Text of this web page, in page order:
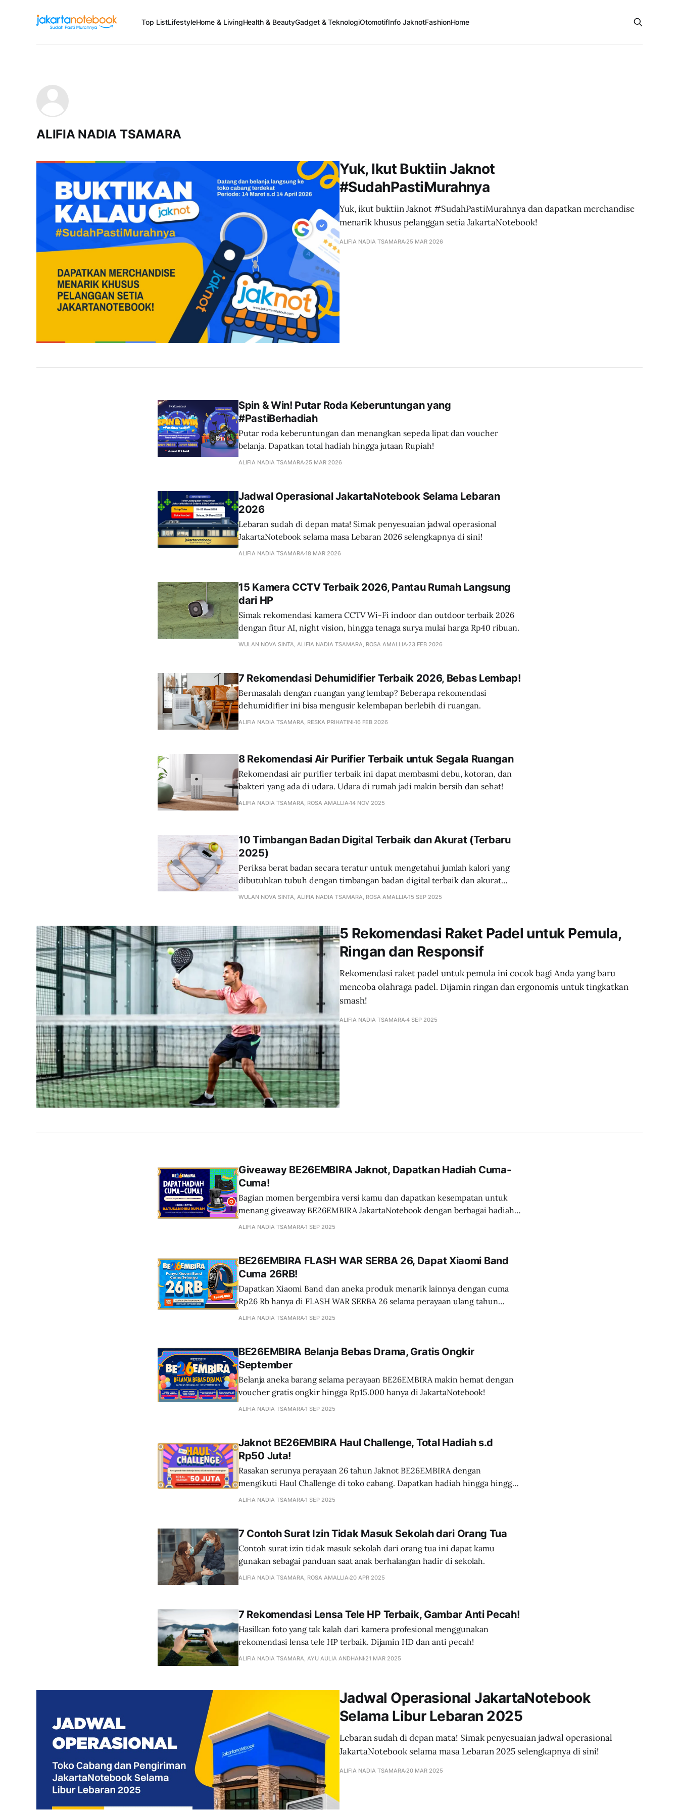
Top ListLifestyleHome & LivingHealth & BeautyGadget & TeknologiOtomotifInfo JaknotFashionHome
ALIFIA NADIA TSAMARA
Yuk, Ikut Buktiin Jaknot
#SudahPastiMurahnya
Yuk, ikut buktiin Jaknot #SudahPastiMurahnya dan dapatkan merchandise
menarik khusus pelanggan setia JakartaNotebook!
ALIFIA NADIA TSAMARA 25 MAR 2026
Spin & Win! Putar Roda Keberuntungan yang
#PastiBerhadiah
Putar roda keberuntungan dan menangkan sepeda lipat dan voucher
belanja. Dapatkan total hadiah hingga jutaan Rupiah!
ALIFIA NADIA TSAMARA 25 MAR 2026
Jadwal Operasional JakartaNotebook Selama Lebaran
2026
Lebaran sudah di depan mata! Simak penyesuaian jadwal operasional
JakartaNotebook selama masa Lebaran 2026 selengkapnya di sini!
ALIFIA NADIA TSAMARA18 MAR 2026
15 Kamera CCTV Terbaik 2026, Pantau Rumah Langsung
dari HP
Simak rekomendasi kamera CCTV Wi-Fi indoor dan outdoor terbaik 2026
dengan fitur AI, night vision, hingga tenaga surya mulai harga Rp40 ribuan.
WULAN NOVA SINTA, ALIFIA NADIA TSAMARA, ROSA AMALLIA 23 FEB 2026
7 Rekomendasi Dehumidifier Terbaik 2026, Bebas Lembap!
Bermasalah dengan ruangan yang lembap? Beberapa rekomendasi
dehumidifier ini bisa mengusir kelembapan berlebih di ruangan.
ALIFIA NADIA TSAMARA, RESKA PRIHATINI 16 FEB 2026
8 Rekomendasi Air Purifier Terbaik untuk Segala Ruangan
Rekomendasi air purifier terbaik ini dapat membasmi debu, kotoran, dan
bakteri yang ada di udara. Udara di rumah jadi makin bersih dan sehat!
ALIFIA NADIA TSAMARA, ROSA AMALLIA14 NOV 2025
10 Timbangan Badan Digital Terbaik dan Akurat (Terbaru
2025)
Periksa berat badan secara teratur untuk mengetahui jumlah kalori yang
dibutuhkan tubuh dengan timbangan badan digital terbaik dan akurat
berikut.
WULAN NOVA SINTA, ALIFIA NADIA TSAMARA, ROSA AMALLIA15 SEP 2025
5 Rekomendasi Raket Padel untuk Pemula,
Ringan dan Responsif
Rekomendasi raket padel untuk pemula ini cocok bagi Anda yang baru
mencoba olahraga padel. Dijamin ringan dan ergonomis untuk tingkatkan
smash!
ALIFIA NADIA TSAMARA4 SEP 2025
Giveaway BE26EMBIRA Jaknot, Dapatkan Hadiah Cuma-
Cuma!
Bagian momen bergembira versi kamu dan dapatkan kesempatan untuk
menang giveaway BE26EMBIRA JakartaNotebook dengan berbagai hadiah
menarik.
ALIFIA NADIA TSAMARA1 SEP 2025
BE26EMBIRA FLASH WAR SERBA 26, Dapat Xiaomi Band
Cuma 26RB!
Dapatkan Xiaomi Band dan aneka produk menarik lainnya dengan cuma
Rp26 Rb hanya di FLASH WAR SERBA 26 selama perayaan ulang tahun
Jaknot BE26EMBIRA!
ALIFIA NADIA TSAMARA1 SEP 2025
BE26EMBIRA Belanja Bebas Drama, Gratis Ongkir
September
Belanja aneka barang selama perayaan BE26EMBIRA makin hemat dengan
voucher gratis ongkir hingga Rp15.000 hanya di JakartaNotebook!
ALIFIA NADIA TSAMARA1 SEP 2025
Jaknot BE26EMBIRA Haul Challenge, Total Hadiah s.d
Rp50 Juta!
Rasakan serunya perayaan 26 tahun Jaknot BE26EMBIRA dengan
mengikuti Haul Challenge di toko cabang. Dapatkan hadiah hingga hingga
Rp50 Juta!
ALIFIA NADIA TSAMARA1 SEP 2025
7 Contoh Surat Izin Tidak Masuk Sekolah dari Orang Tua
Contoh surat izin tidak masuk sekolah dari orang tua ini dapat kamu
gunakan sebagai panduan saat anak berhalangan hadir di sekolah.
ALIFIA NADIA TSAMARA, ROSA AMALLIA 20 APR 2025
7 Rekomendasi Lensa Tele HP Terbaik, Gambar Anti Pecah!
Hasilkan foto yang tak kalah dari kamera profesional menggunakan
rekomendasi lensa tele HP terbaik. Dijamin HD dan anti pecah!
ALIFIA NADIA TSAMARA, AYU AULIA ANDHANI 21 MAR 2025
Jadwal Operasional JakartaNotebook
Selama Libur Lebaran 2025
Lebaran sudah di depan mata! Simak penyesuaian jadwal operasional
JakartaNotebook selama masa Lebaran 2025 selengkapnya di sini!
ALIFIA NADIA TSAMARA 20 MAR 2025